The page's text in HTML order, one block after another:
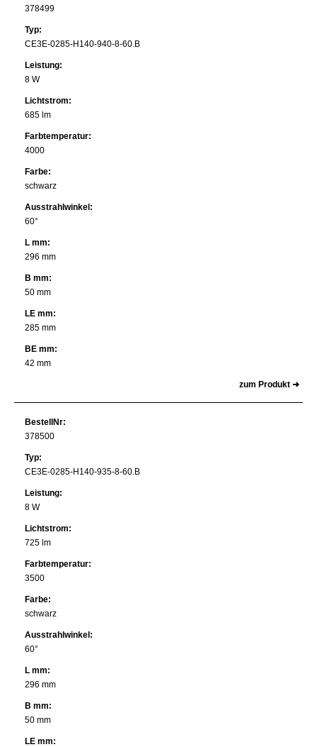
378499
Typ:
CE3E-0285-H140-940-8-60.B
Leistung:
8 W
Lichtstrom:
685 lm
Farbtemperatur:
4000
Farbe:
schwarz
Ausstrahlwinkel:
60°
L mm:
296 mm
B mm:
50 mm
LE mm:
285 mm
BE mm:
42 mm
zum Produkt ➜
BestellNr:
378500
Typ:
CE3E-0285-H140-935-8-60.B
Leistung:
8 W
Lichtstrom:
725 lm
Farbtemperatur:
3500
Farbe:
schwarz
Ausstrahlwinkel:
60°
L mm:
296 mm
B mm:
50 mm
LE mm: